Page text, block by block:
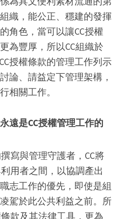
織，能公正、穩建的發揮
角色，當可以讓CC授權
為豐厚，所以CC組織於
授權條款的管理工作列示
論、請益定下管理架構，
相關工作。
遠是CC授權管理工作的
寫與管理守護者，CC將
用者之間，以協調產出
志工作的優先，即使是組
駕於此公共利益之前。所
款及其法律工具，更為